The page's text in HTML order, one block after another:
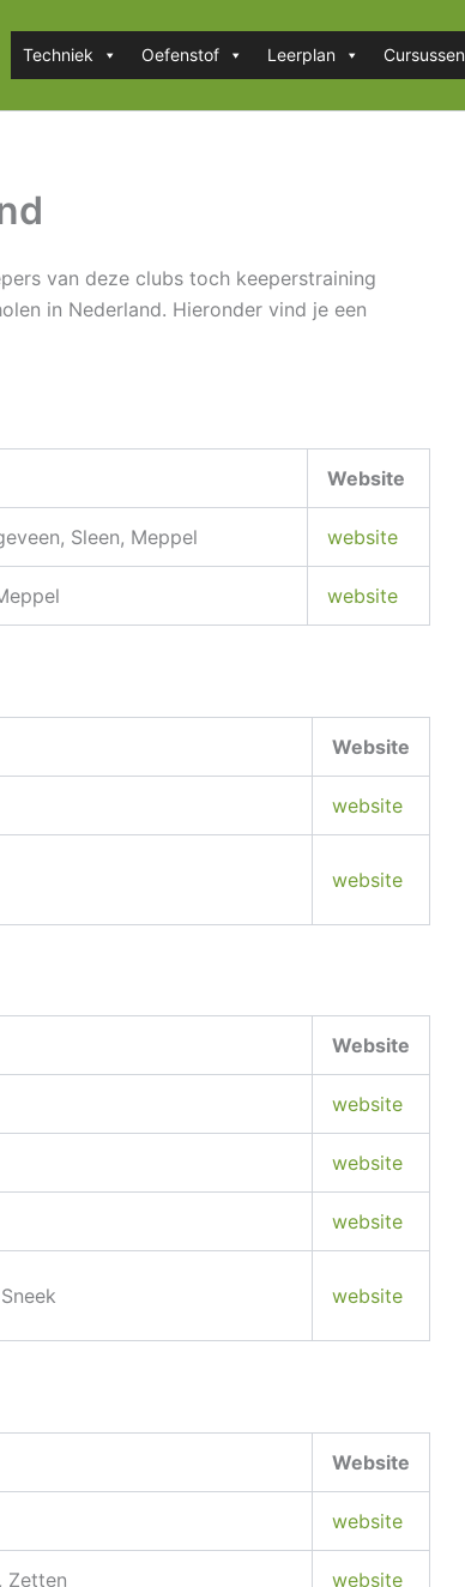
Techniek Oefenstof Leerplan Cursussen
van deze clubs toch keeperstraining
in Nederland. Hieronder vind je een
Website
Sleen, Meppel website
website
Website
website
website
Website
website
website
website
website
Website
website
Zetten website